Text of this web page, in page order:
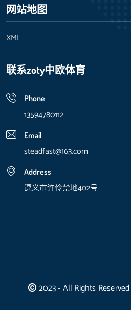
网站地图
XML
联系zoty中欧体育
Phone
13594780112
Email
steadfast@163.com
Address
遵义市许伶禁地402号
2023 - All Rights Reserved